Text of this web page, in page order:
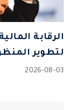
الرقابة
لتطوير
2026-08-03